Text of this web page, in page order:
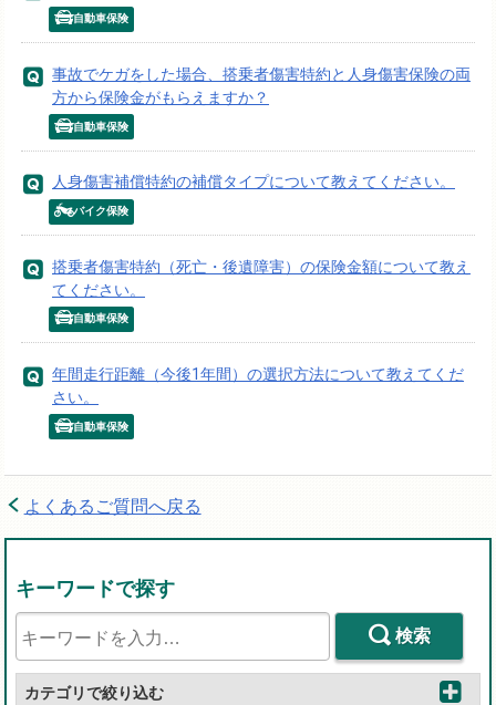
自動車保険
事故でケガをした場合、搭乗者傷害特約と人身傷害保険の両
方から保険金がもらえますか？
自動車保険
人身傷害補償特約の補償タイプについて教えてください。
バイク保険
搭乗者傷害特約（死亡・後遺障害）の保険金額について教え
てください。
自動車保険
年間走行距離（今後1年間）の選択方法について教えてくだ
さい。
自動車保険
よくあるご質問へ戻る
キーワードで探す
検索
カテゴリで絞り込む